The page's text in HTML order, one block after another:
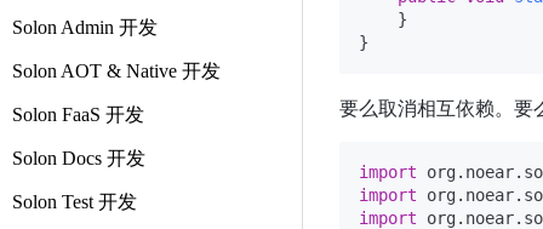
Solon Admin 开发
Solon AOT & Native 开发
Solon FaaS 开发
Solon Docs 开发
Solon Test 开发
    }
要么取消相互依赖。要
import
import
import